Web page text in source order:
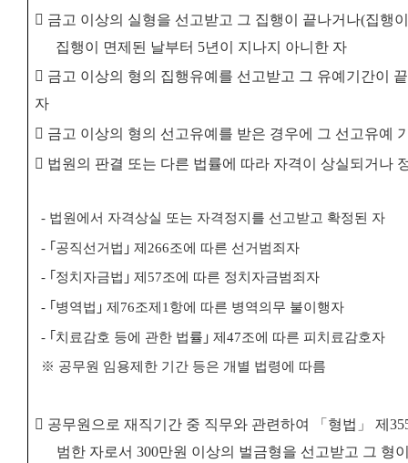
󰋻 금고 이상의 실형을 선고받고 그 집행이 끝나거나(집행
집행이 면제된 날부터 5년이 지나지 아니한 자
󰋻 금고 이상의 형의 집행유예를 선고받고 그 유예기간이
자
󰋻 금고 이상의 형의 선고유예를 받은 경우에 그 선고유예
󰋻 법원의 판결 또는 다른 법률에 따라 자격이 상실되거나
- 법원에서 자격상실 또는 자격정지를 선고받고 확정된 자
- ｢ 공직선거법 ｣ 제266조에 따른 선거범죄자
- ｢ 정치자금법 ｣ 제 57조에 따른 정치자금범죄자
- ｢ 병역법 ｣ 제 76조제 1 항에 따른 병역의무 불이행자
- ｢ 치료감호 등에 관한 법률 ｣ 제47조에 따른 피치료감호자
※ 공무원 임용제한 기간 등은 개별 법령에 따름
󰋻 공무원으로 재직기간 중 직무와 관련하여 「 형법 」 제
범한 자로서300만원 이상의 벌금형을 선고받고 그 형